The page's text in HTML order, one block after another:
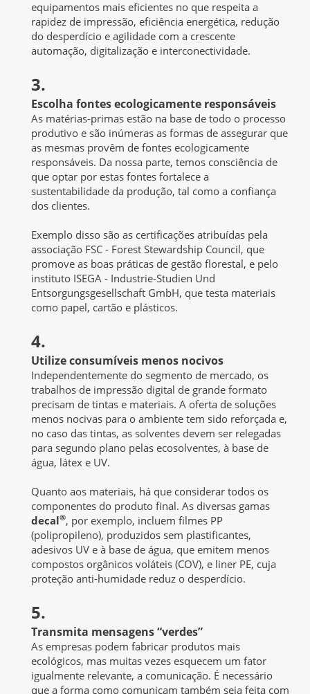
equipamentos mais eficientes no que respeita a
rapidez de impressão, eficiência energética, redução
do desperdício e agilidade com a crescente
automação, digitalização e interconectividade.
3.
Escolha fontes ecologicamente responsáveis
As matérias-primas estão na base de todo o processo
produtivo e são inúmeras as formas de assegurar que
as mesmas provêm de fontes ecologicamente
responsáveis. Da nossa parte, temos consciência de
que optar por estas fontes fortalece a
sustentabilidade da produção, tal como a confiança
dos clientes.
Exemplo disso são as certificações atribuídas pela
associação FSC - Forest Stewardship Council, que
promove as boas práticas de gestão florestal, e pelo
instituto ISEGA - Industrie-Studien Und
Entsorgungsgesellschaft GmbH, que testa materiais
como papel, cartão e plásticos.
4.
Utilize consumíveis menos nocivos
Independentemente do segmento de mercado, os
trabalhos de impressão digital de grande formato
precisam de tintas e materiais. A oferta de soluções
menos nocivas para o ambiente tem sido reforçada e,
no caso das tintas, as solventes devem ser relegadas
para segundo plano pelas ecosolventes, à base de
água, látex e UV.
Quanto aos materiais, há que considerar todos os
componentes do produto final. As diversas gamas
decal®, por exemplo, incluem filmes PP
(polipropileno), produzidos sem plastificantes,
adesivos UV e à base de água, que emitem menos
compostos orgânicos voláteis (COV), e liner PE, cuja
proteção anti-humidade reduz o desperdício.
5.
Transmita mensagens “verdes”
As empresas podem fabricar produtos mais
ecológicos, mas muitas vezes esquecem um fator
igualmente relevante, a comunicação. É necessário
que a forma como comunicam também seja feita com